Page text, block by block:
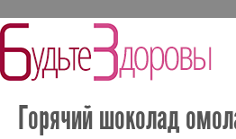
Горячий шоколад